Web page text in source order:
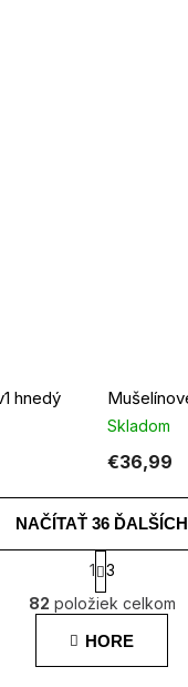
hnedý
Skladom
€36,99
O
v
l
á
d
NAČÍTAŤ 36 ĎALŠÍCH
t
r
á
n
k
o
1
3
82 položiek celkom
HORE